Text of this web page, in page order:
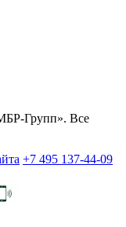
Групп». Все
+7 495 137-44-09